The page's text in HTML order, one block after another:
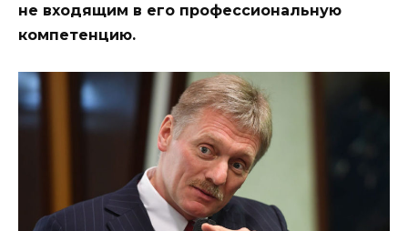
не входящим в его профессиональную
компетенцию.